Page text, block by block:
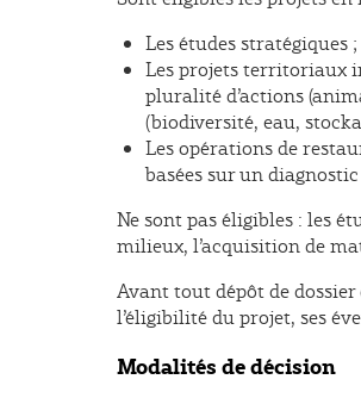
Les études stratégiques ;
Les projets territoriaux
pluralité d’actions
(biodiversité, eau,
Les opérations de
basées sur un
Ne sont pas éligibles : les
milieux, l’acquisition de
Avant tout dépôt de
l’éligibilité du projet, ses
Modalités de décision